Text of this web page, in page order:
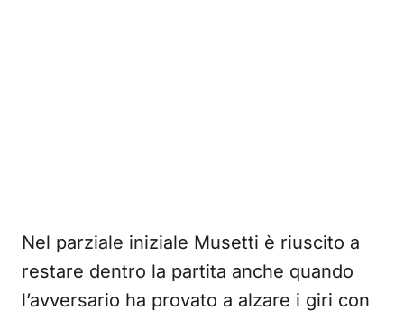
Nel parziale iniziale Musetti è riuscito a
restare dentro la partita anche quando
l’avversario ha provato a alzare i giri con